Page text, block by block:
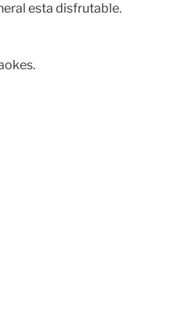
esta disfrutable.